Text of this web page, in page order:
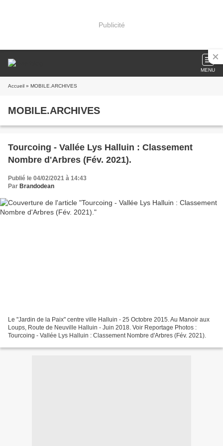
Publicité
MENU
Accueil » MOBILE.ARCHIVES
MOBILE.ARCHIVES
Tourcoing - Vallée Lys Halluin : Classement
Nombre d'Arbres (Fév. 2021).
Publié le 04/02/2021 à 14:43
Par Brandodean
Le "Jardin de la Paix" centre ville Halluin - 25 Octobre 2015. Au Manoir aux
Loups, Route de Neuville Halluin - Juin 2018. Voir Reportage Photos :
Tourcoing - Vallée Lys Halluin : Classement Nombre d'Arbres (Fév. 2021).